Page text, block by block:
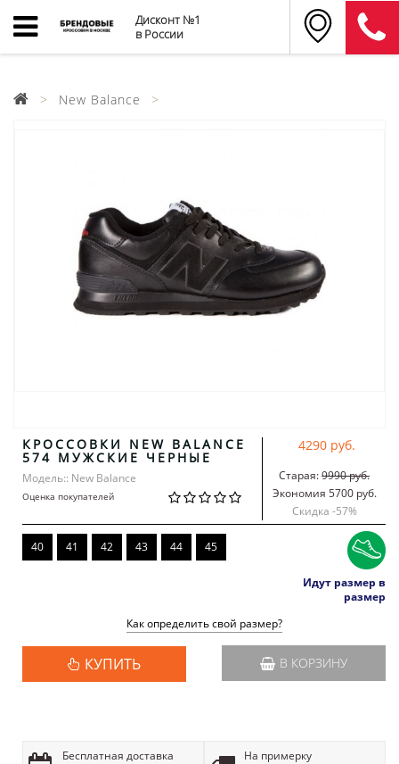
Дисконт №1
в России
New Balance
КРОССОВКИ NEW BALANCE
574 МУЖСКИЕ ЧЕРНЫЕ
Модель:: New Balance
Оценка покупателей
4290 руб.
Старая:9990 руб.
Экономия 5700 руб.
Скидка -57%
40 41 42 43 44 45
Идут размер в
размер
Как определить свой размер?
КУПИТЬ В КОРЗИНУ
Бесплатная доставка
На примерку